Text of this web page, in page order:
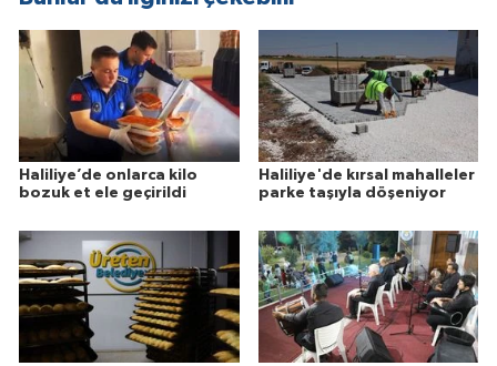
Haliliye’de onlarca kilo
bozuk et ele geçirildi
Haliliye'de kırsal mahalleler
parke taşıyla döşeniyor